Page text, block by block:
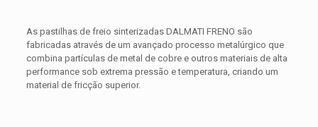
As pastilhas de freio sinterizadas DALMATI FRENO são
fabricadas através de um avançado processo metalúrgico que
combina partículas de metal de cobre e outros materiais de alta
performance sob extrema pressão e temperatura, criando um
material de fricção superior.